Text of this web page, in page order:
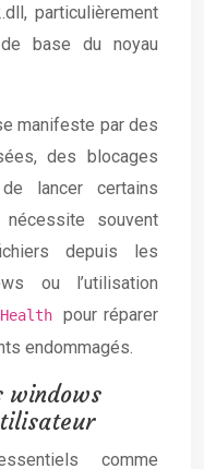
particulièrement
base du noyau
manifeste par des
des blocages
lancer certains
nécessite souvent
depuis les
ou l’utilisation
pour réparer
endommagés.
windows
comme